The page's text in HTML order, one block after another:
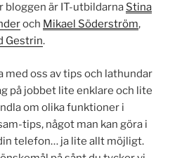
bloggen är IT-utbildarna Stina
och Mikael Söderström,
Gestrin.
med oss av tips och lathundar
på jobbet lite enklare och lite
om olika funktioner i
tips, något man kan göra i
telefon… ja lite allt möjligt.